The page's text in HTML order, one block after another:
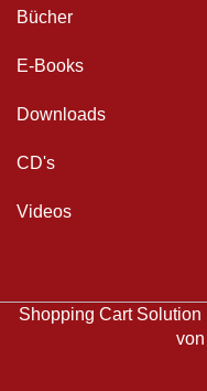
Bücher
E-Books
Downloads
CD's
Videos
Shopping Cart Solution
von